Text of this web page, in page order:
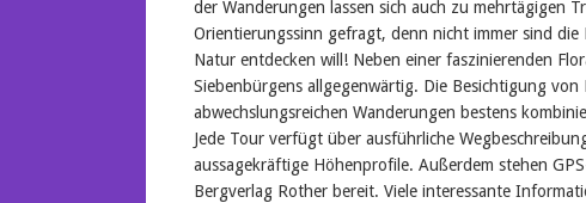
der Wanderungen lassen sich auch zu mehrtägigen
Orientierungssinn gefragt, denn nicht immer sind
Natur entdecken will! Neben einer faszinierenden
Siebenbürgens allgegenwärtig. Die Besichtigung
abwechslungsreichen Wanderungen bestens
Jede Tour verfügt über ausführliche
aussagekräftige Höhenprofile. Außerdem stehen
Bergverlag Rother bereit. Viele interessante